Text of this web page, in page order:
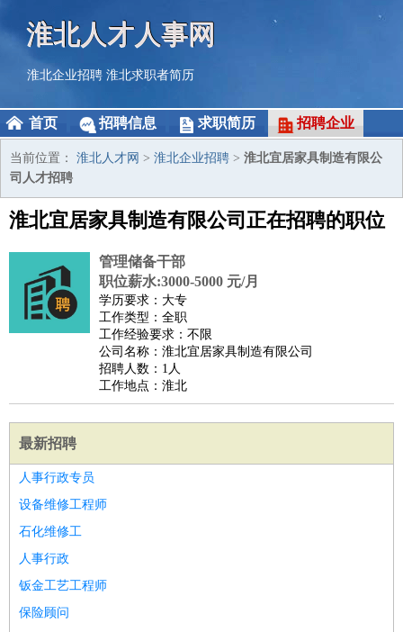
淮北人才人事网
淮北企业招聘 淮北求职者简历
首页 招聘信息 求职简历 招聘企业
当前位置： 淮北人才网 > 淮北企业招聘 > 淮北宜居家具制造有限公
司人才招聘
淮北宜居家具制造有限公司正在招聘的职位
管理储备干部
职位薪水:3000-5000 元/月
学历要求：大专
工作类型：全职
工作经验要求：不限
公司名称：淮北宜居家具制造有限公司
招聘人数：1人
工作地点：淮北
最新招聘
人事行政专员
设备维修工程师
石化维修工
人事行政
钣金工艺工程师
保险顾问